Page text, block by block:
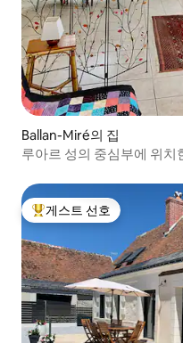
Ballan-Miré의 집
루아르 성의 중심부에 위치
상위 게스트 선호
게스트 선호